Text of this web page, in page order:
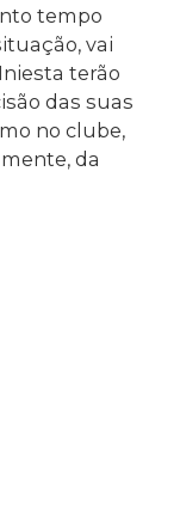
tempo
vai
terão
das suas
no clube,
da